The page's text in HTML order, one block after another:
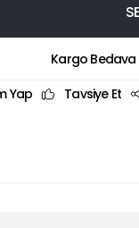
Kargo Bedava
Yap
Tavsiye Et